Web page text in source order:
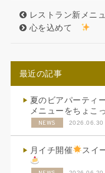
レストラン新メニ
心を込めて
最近の記事
夏のビアパーティ
メニューをちょこ
NEWS 2026.06.30
月イチ開催 スイ